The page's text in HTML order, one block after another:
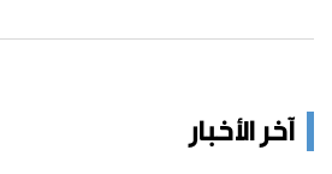
آخر الأخبار